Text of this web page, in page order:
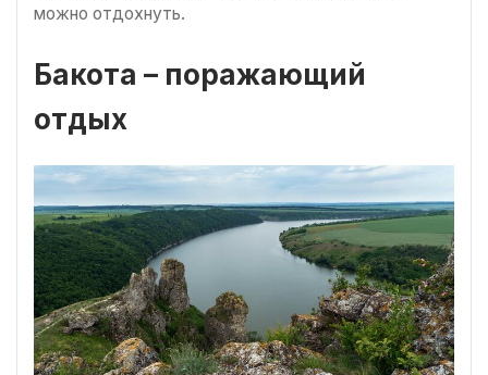
можно отдохнуть.
Бакота – поражающий
отдых